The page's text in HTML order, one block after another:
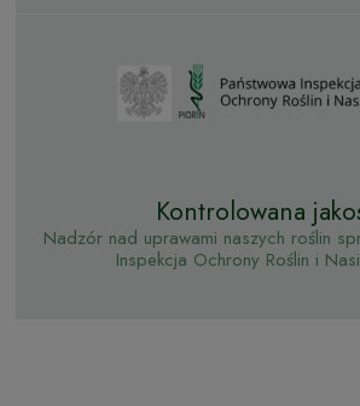
Kontrolowana
Nadzór nad uprawami naszych roślin
Inspekcja Ochrony Roślin i